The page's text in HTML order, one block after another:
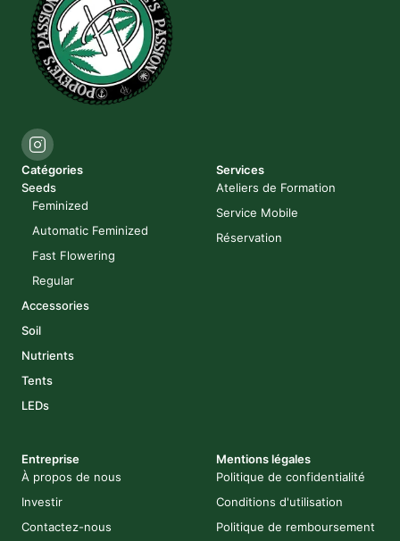
Catégories
Seeds
Feminized
Automatic Feminized
Fast Flowering
Regular
Accessories
Soil
Nutrients
Tents
LEDs
Services
Ateliers de Formation
Service Mobile
Réservation
Entreprise
À propos de nous
Investir
Contactez-nous
Mentions légales
Politique de confidentialité
Conditions d'utilisation
Politique de remboursement